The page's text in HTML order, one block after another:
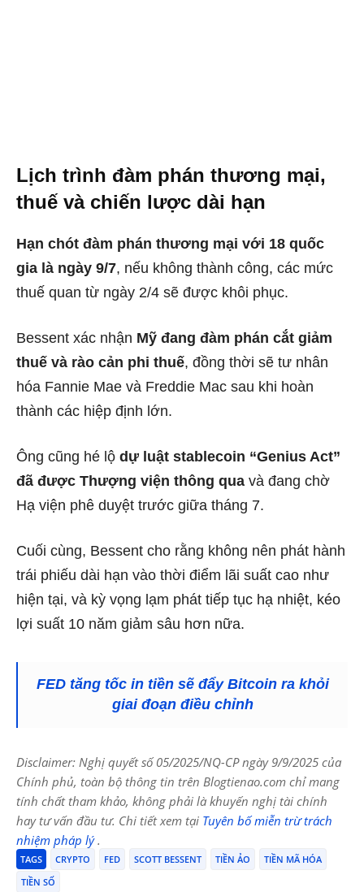
Lịch trình đàm phán thương mại,
thuế và chiến lược dài hạn
Hạn chót đàm phán thương mại với 18 quốc
gia là ngày 9/7, nếu không thành công, các mức
thuế quan từ ngày 2/4 sẽ được khôi phục.
Bessent xác nhận Mỹ đang đàm phán cắt giảm
thuế và rào cản phi thuế, đồng thời sẽ tư nhân
hóa Fannie Mae và Freddie Mac sau khi hoàn
thành các hiệp định lớn.
Ông cũng hé lộ dự luật stablecoin “Genius Act”
đã được Thượng viện thông qua và đang chờ
Hạ viện phê duyệt trước giữa tháng 7.
Cuối cùng, Bessent cho rằng không nên phát hành
trái phiếu dài hạn vào thời điểm lãi suất cao như
hiện tại, và kỳ vọng lạm phát tiếp tục hạ nhiệt, kéo
lợi suất 10 năm giảm sâu hơn nữa.
FED tăng tốc in tiền sẽ đẩy Bitcoin ra khỏi
giai đoạn điều chỉnh
Disclaimer: Nghị quyết số 05/2025/NQ-CP ngày 9/9/2025 của
Chính phủ, toàn bộ thông tin trên Blogtienao.com chỉ mang
tính chất tham khảo, không phải là khuyến nghị tài chính
hay tư vấn đầu tư. Chi tiết xem tại Tuyên bố miễn trừ trách
nhiệm pháp lý.
TAGS CRYPTO FED SCOTT BESSENT TIỀN ẢO
TIỀN MÃ HÓA
TIỀN SỐ